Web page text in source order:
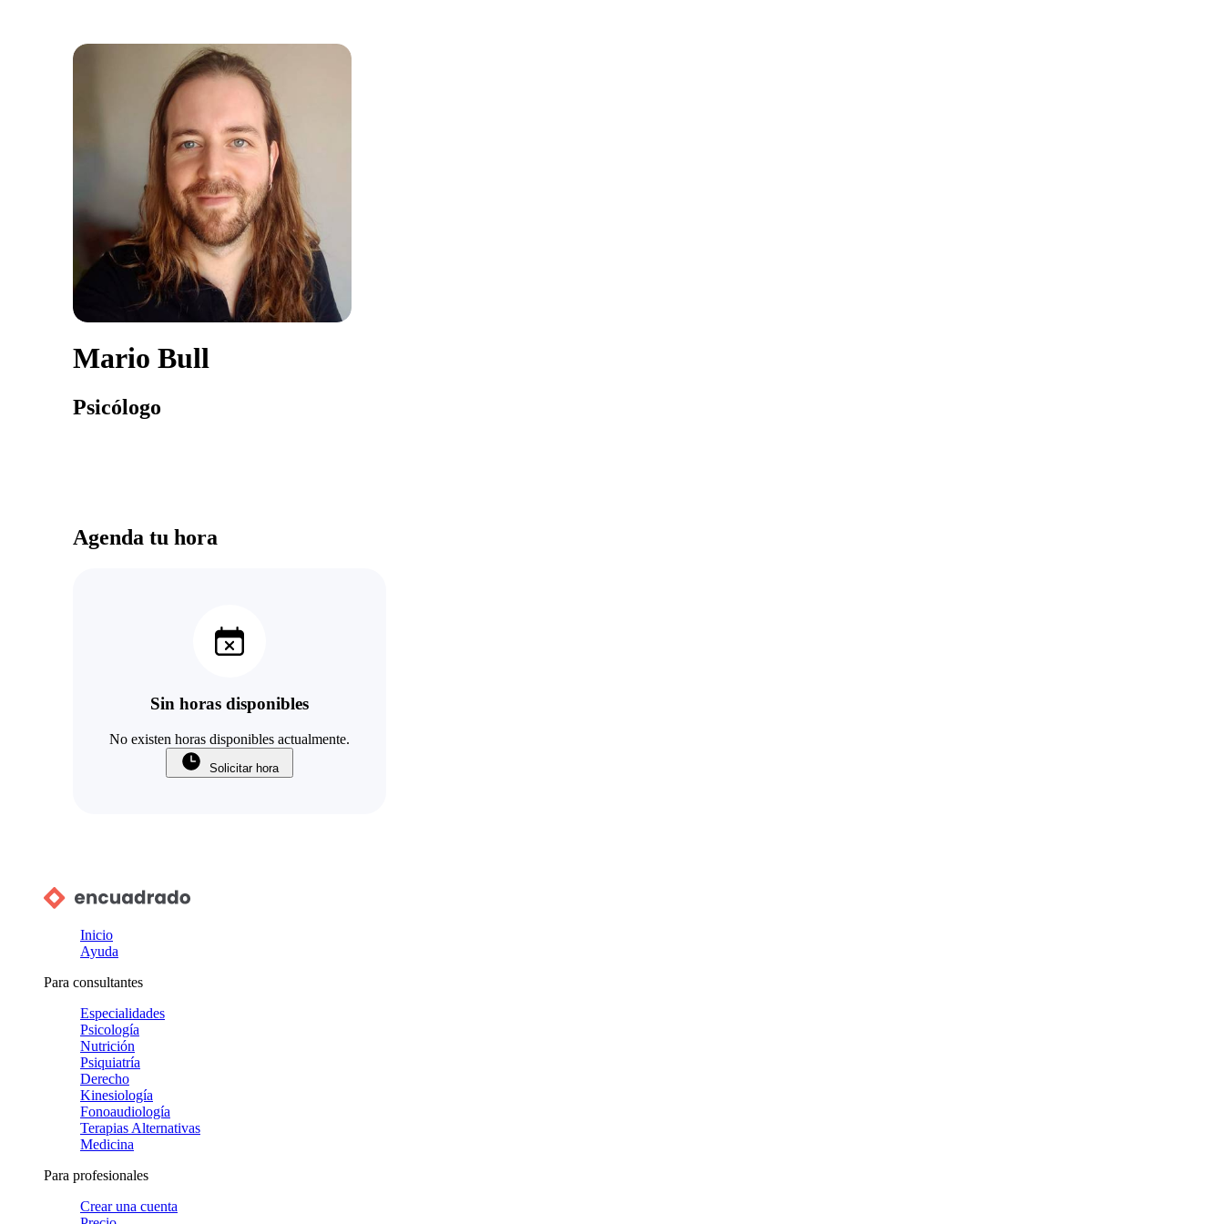
Mario Bull
Psicólogo
Agenda tu hora
Sin horas disponibles
No existen horas disponibles actualmente.
Solicitar hora
Inicio
Ayuda
Para consultantes
Especialidades
Psicología
Nutrición
Psiquiatría
Derecho
Kinesiología
Fonoaudiología
Terapias Alternativas
Medicina
Para profesionales
Crear una cuenta